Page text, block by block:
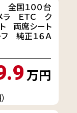
国１００台
ラ ＥＴＣ ク
両席シート
純正１６Ａ
万円